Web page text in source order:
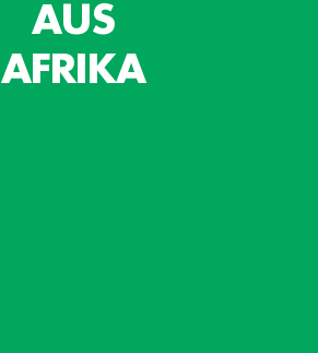
AUS
AFRIKA